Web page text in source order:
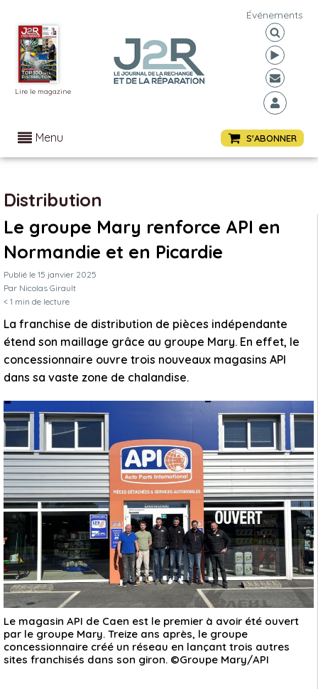
Lire le magazine
Événements
Menu S'ABONNER
Distribution
Le groupe Mary renforce API en
Normandie et en Picardie
Publié le 15 janvier 2025
Par Nicolas Girault
< 1 min de lecture
La franchise de distribution de pièces indépendante
étend son maillage grâce au groupe Mary. En effet, le
concessionnaire ouvre trois nouveaux magasins API
dans sa vaste zone de chalandise.
Le magasin API de Caen est le premier à avoir été ouvert
par le groupe Mary. Treize ans après, le groupe
concessionnaire créé un réseau en lançant trois autres
sites franchisés dans son giron. ©Groupe Mary/API